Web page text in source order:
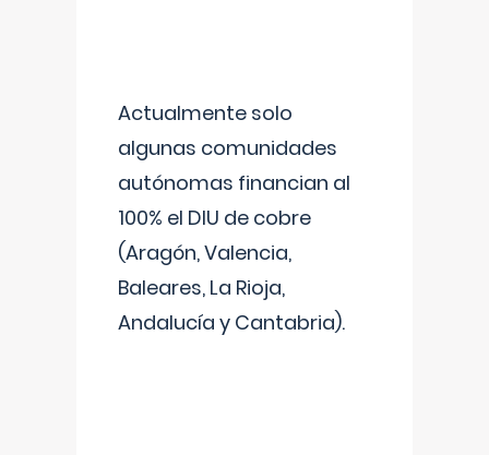
Actualmente solo
algunas comunidades
autónomas financian al
100% el DIU de cobre
(Aragón, Valencia,
Baleares, La Rioja,
Andalucía y Cantabria).